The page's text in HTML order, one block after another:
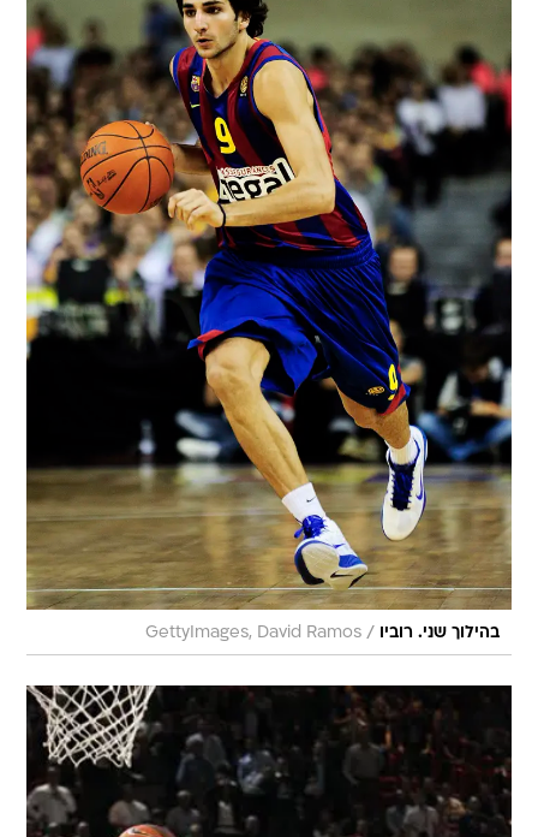
בהילוך שני. רוביו /
GettyImages, David Ramos